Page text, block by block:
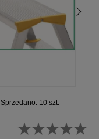
Sprzedano: 10 szt.